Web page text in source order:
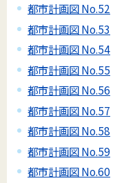
都市計画図 No.52
都市計画図 No.53
都市計画図 No.54
都市計画図 No.55
都市計画図 No.56
都市計画図 No.57
都市計画図 No.58
都市計画図 No.59
都市計画図 No.60